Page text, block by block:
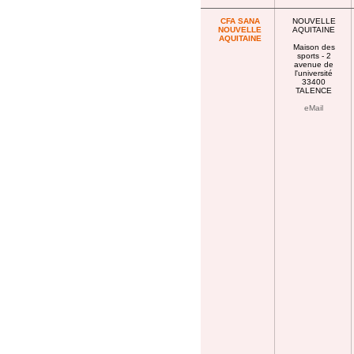
CFA SANA
NOUVELLE
AQUITAINE
NOUVELLE
AQUITAINE
Maison des
sports - 2
avenue de
l'université
33400
TALENCE
eMail